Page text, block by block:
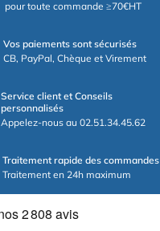
pour toute commande ≥70€HT
Vos paiements sont sécurisés
CB, PayPal, Chèque et Virement
Service client et Conseils
personnalisés
Appelez-nous au 02.51.34.45.62
Traitement rapide des commandes
Traitement en 24h maximum